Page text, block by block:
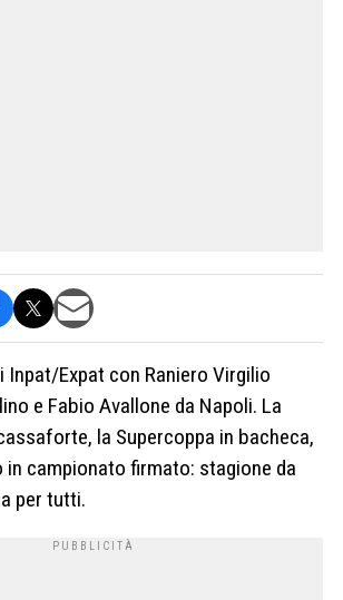
Inpat/Expat con Raniero Virgilio
e Fabio Avallone da Napoli. La
la Supercoppa in bacheca,
campionato firmato: stagione da
per tutti.